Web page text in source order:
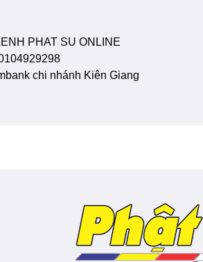
PHAT SU ONLINE
chi nhánh Kiên Giang